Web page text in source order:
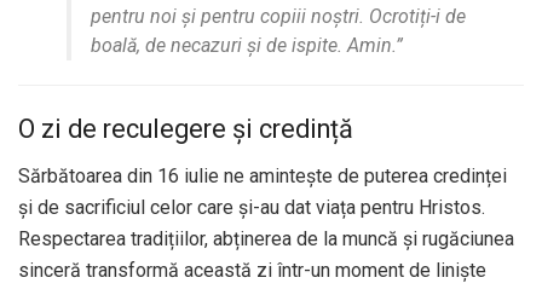
pentru noi și pentru copiii noștri. Ocrotiți-i de
boală, de necazuri și de ispite. Amin.”
O zi de reculegere și credință
Sărbătoarea din 16 iulie ne amintește de puterea credinței
și de sacrificiul celor care și-au dat viața pentru Hristos.
Respectarea tradițiilor, abținerea de la muncă și rugăciunea
sinceră transformă această zi într-un moment de liniște